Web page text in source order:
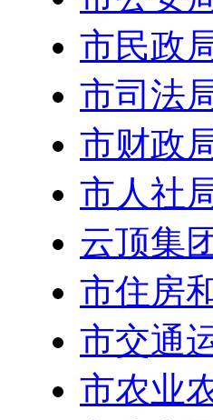
市民政
市司法
市财政
市人社
云顶集
市住房
市交通
市农业